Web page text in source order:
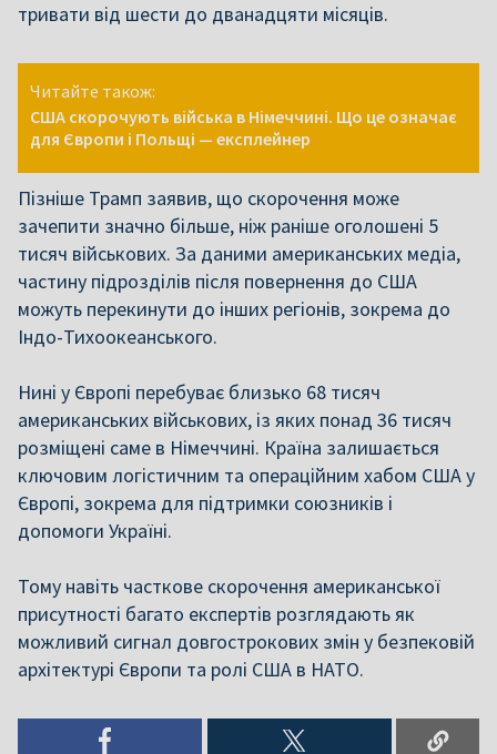
тривати від шести до дванадцяти місяців.
Читайте також:
США скорочують війська в Німеччині. Що це означає
для Європи і Польщі — експлейнер
Пізніше Трамп заявив, що скорочення може
зачепити значно більше, ніж раніше оголошені 5
тисяч військових. За даними американських медіа,
частину підрозділів після повернення до США
можуть перекинути до інших регіонів, зокрема до
Індо-Тихоокеанського.
Нині у Європі перебуває близько 68 тисяч
американських військових, із яких понад 36 тисяч
розміщені саме в Німеччині. Країна залишається
ключовим логістичним та операційним хабом США у
Європі, зокрема для підтримки союзників і
допомоги Україні.
Тому навіть часткове скорочення американської
присутності багато експертів розглядають як
можливий сигнал довгострокових змін у безпековій
архітектурі Європи та ролі США в НАТО.